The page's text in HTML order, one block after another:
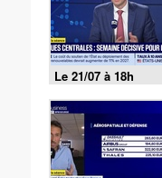
Le 21/07 à 18h